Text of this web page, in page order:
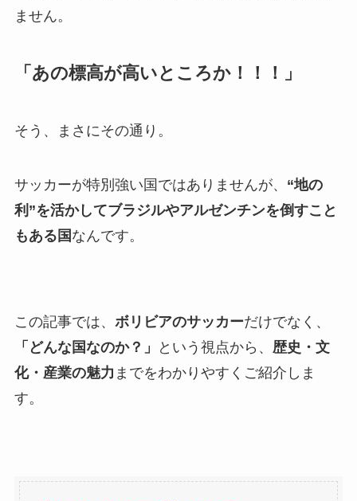
ません。
「あの標高が高いところか！！！」
そう、まさにその通り。
サッカーが特別強い国ではありませんが、 “地の
利”を活かしてブラジルやアルゼンチンを倒すこと
もある国 なんです。
この記事では、 ボリビアのサッカーだけでなく、
「どんな国なのか？」
という視点から、 歴史・文
化・産業の魅力 までをわかりやすくご紹介しま
す。